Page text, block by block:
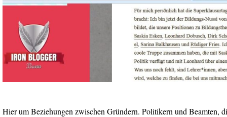
Hier um Beziehungen zwischen Gründern. Politikern und Beamten,